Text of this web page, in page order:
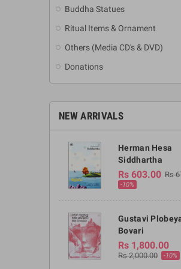
Buddha Statues
Ritual Items & Ornament
Others (Media CD's & DVD)
Donations
NEW ARRIVALS
Herman Hesa
Siddhartha
Rs 603.00 Rs
-10%
Gustavi
Bovari
Rs 1,800.00
Rs 2,000.00 -10%